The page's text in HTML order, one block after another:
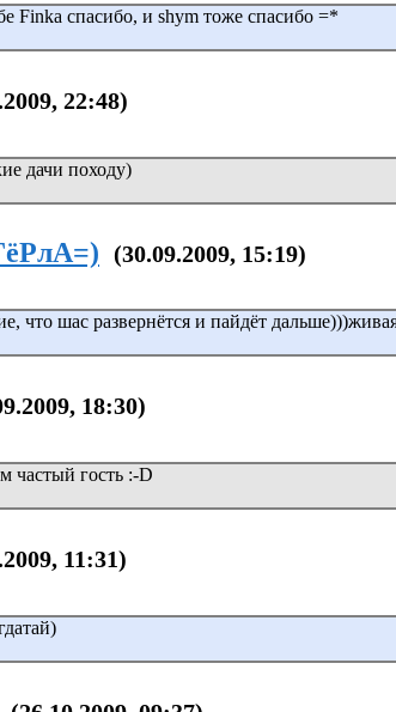
Finka спасибо, и shym тоже спасибо =*
22:48)
дачи походу)
(30.09.2009, 15:19)
что шас развернётся и пайдёт
18:30)
частый гость :-D
11:31)